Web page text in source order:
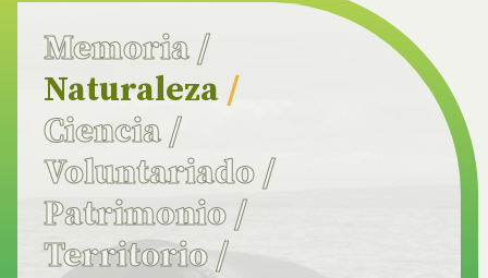
Memoria /
Naturaleza /
Ciencia/
Voluntariado/
Patrimonio /
Territorio/